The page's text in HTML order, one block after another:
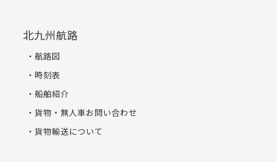
北九州航路
航路図
時刻表
船舶紹介
貨物・無人車お問い合わせ
貨物輸送について